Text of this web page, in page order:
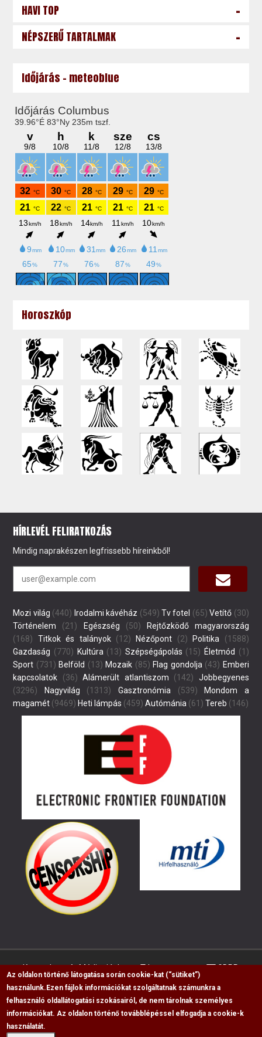
HAVI TOP -
NÉPSZERŰ TARTALMAK -
Időjárás - meteoblue
Horoszkóp
HÍRLEVÉL FELIRATKOZÁS
Mindig naprakészen legfrissebb híreinkből!
Mozi világ (440) Irodalmi kávéház (549) Tv fotel (65) Vetítő (30)
Történelem (21) Egészség (50)
Rejtőzködő magyarország
(168)
Titkok és talányok(12) Nézőpont (2) Politika (1588)
Gazdaság (770) Kultúra (13) Szépségápolás (15) Életmód (1)
Sport (731) Belföld (13) Mozaik (85) Flag gondolja (43) Emberi
kapcsolatok (36) Alámerült atlantiszom (142)
Jobbegyenes
(3296)
Nagyvilág (1313) Gasztronómia (539)
Mondom a
magamét (9469) Heti lámpás (459) Autómánia (61) Tereb (146)
Kapcsolat Médiaajánlat Impresszum GDPR
RSS
Copyright © 2009-2026, Flag Polgári Magazin saját
Az oldalon történő látogatása során cookie-kat (“sütiket”)
használunk. Ezen fájlok információkat szolgáltatnak számunkra a
felhasználó oldallátogatási szokásairól, de nem tárolnak személyes
információkat. Az oldalon történő továbblépéssel elfogadja a cookie-k
használatát.